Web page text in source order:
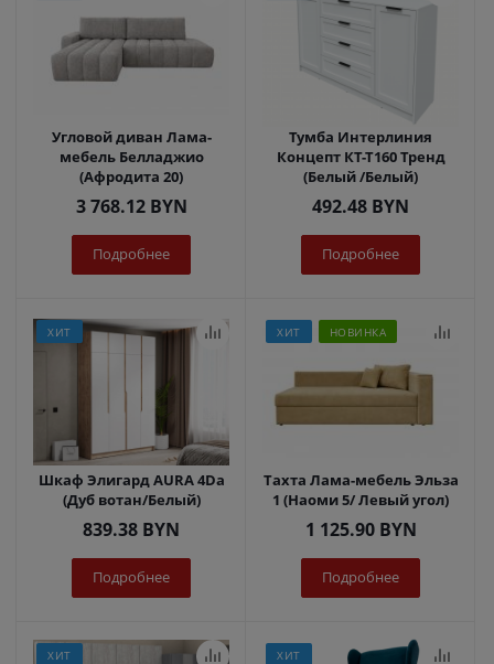
Угловой диван Лама-
мебель Белладжио
(Афродита 20)
3 768.12BYN
Подробнее
Тумба Интерлиния
Концепт КТ-Т160 Тренд
(Белый /Белый)
492.48 BYN
Подробнее
ХИТ
Шкаф Элигард AURA 4Dа
(Дуб вотан/Белый)
839.38 BYN
Подробнее
ХИТ НОВИНКА
Тахта Лама-мебель Эльза
1 (Наоми 5/ Левый угол)
1 125.90BYN
Подробнее
ХИТ ХИТ